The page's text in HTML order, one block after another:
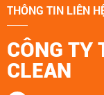
THÔNG TIN LIÊN
CÔNG TY
CLEAN